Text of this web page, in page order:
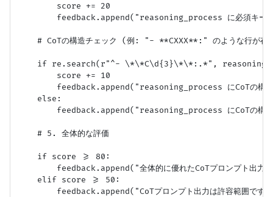
        score += 20
feedback.append("reasoning_process に必須キーワ
# CoTの構造チェック (例: "- **CXXX**:" のような行が存
if re.search(r"^- \*\*C\d{3}\*\*:.*",
        score += 10
feedback.append("reasoning_process にCoTの構造（
    else:
feedback.append("reasoning_process にCoTの構造
    # 5. 全体的な評価
    if score >= 80:
feedback.append("全体的に優れたCoTプロンプト出力
    elif score >= 50:
feedback.append("CoTプロンプト出力は許容範囲ですが